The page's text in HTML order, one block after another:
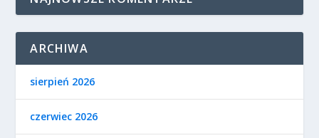
ARCHIWA
sierpień 2026
czerwiec 2026